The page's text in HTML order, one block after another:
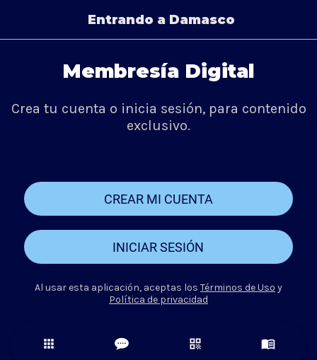
Entrando a Damasco
Membresía Digital
Crea tu cuenta o inicia sesión, para contenido
exclusivo.
CREAR MI CUENTA
INICIAR SESIÓN
Al usar esta aplicación, aceptas los Términos de Uso y
Política de privacidad